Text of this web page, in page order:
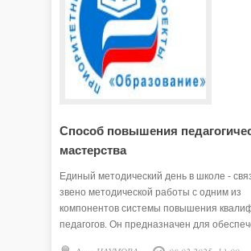
Способ повышения
мастерства
Единый методический день в школе -
звено методической работы с одним из
компонентов системы повышения
педагогов. Он предназначен для